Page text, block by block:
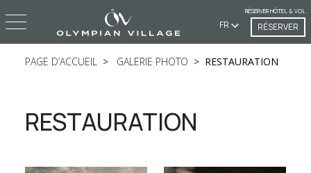
FR
RÉSERVER HÔTEL & VOL
RÉSERVER
PAGE D’ACCUEIL GALERIE PHOTO RESTAURATION
RESTAURATION